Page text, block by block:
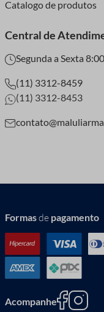
Catalogo de produtos
Central de
Segunda a Sexta
(11) 3312-8459
(11) 3312-8453
Formasde pagamento
Acompanhe